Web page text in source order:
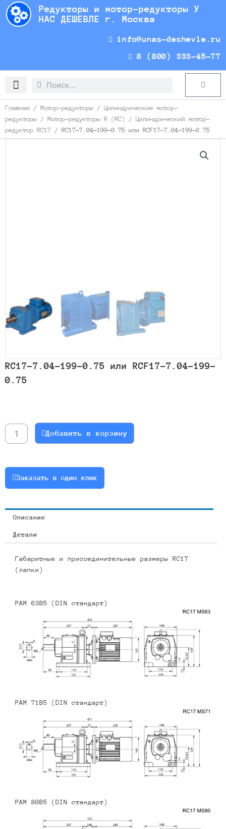
Перейти
содержимому
Редукторы и мотор-редукторы У
НАС ДЕШЕВЛЕ г. Москва
info@unas-deshevle.ru
8 (800) 333-45-77
Search
Search Cart
Главная / Мотор-редукторы / Цилиндрические мотор-
редукторы / Мотор-редукторы R (RC) / Цилиндрический мотор-
редуктор RC17 / RC17-7.04-199-0.75 или RCF17-7.04-199-0.75
RC17-7.04-199-0.75 или RCF17-7.04-199-
0.75
RC17-
7.04-
или
RCF17-
199-
0.75
Добавить в корзину
Заказать в один клик
Описание
Детали
Габаритные и присоединительные размеры RC17
(лапки)
PAM 63B5 (DIN стандарт)
PAM 71B5 (DIN стандарт)
PAM 80B5 (DIN стандарт)